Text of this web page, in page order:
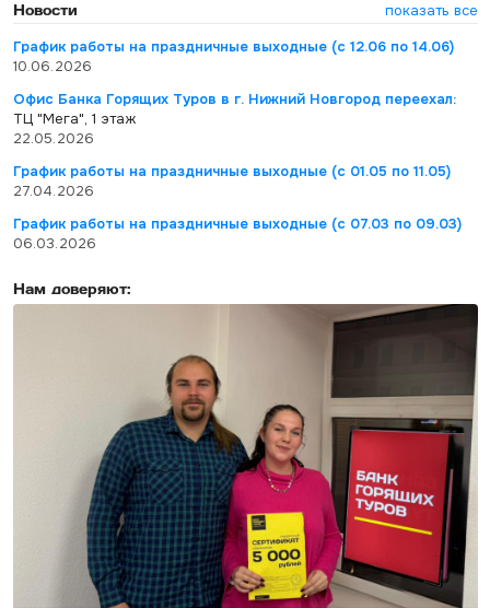
Новости
показать все
График работы на праздничные выходные (с 12.06 по 14.06)
10.06.2026
Офис Банка Горящих Туров в г. Нижний Новгород переехал:
ТЦ "Мега", 1 этаж
22.05.2026
График работы на праздничные выходные (с 01.05 по 11.05)
27.04.2026
График работы на праздничные выходные (с 07.03 по 09.03)
06.03.2026
Нам доверяют: